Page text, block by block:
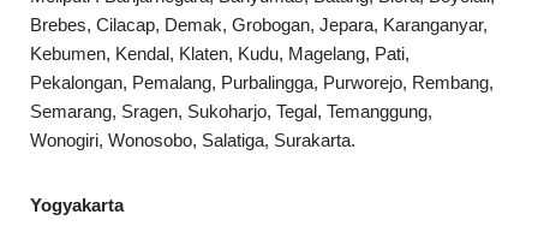
Brebes, Cilacap, Demak, Grobogan, Jepara, Karanganyar,
Kebumen, Kendal, Klaten, Kudu, Magelang, Pati,
Pekalongan, Pemalang, Purbalingga, Purworejo, Rembang,
Semarang, Sragen, Sukoharjo, Tegal, Temanggung,
Wonogiri, Wonosobo, Salatiga, Surakarta.
Yogyakarta